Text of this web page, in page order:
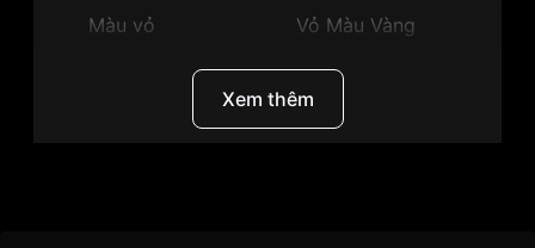
Màu vỏ
Vỏ Màu Vàng
Sang trọng
Lịch ngày, Giờ, Phút, Giây
Xem thêm